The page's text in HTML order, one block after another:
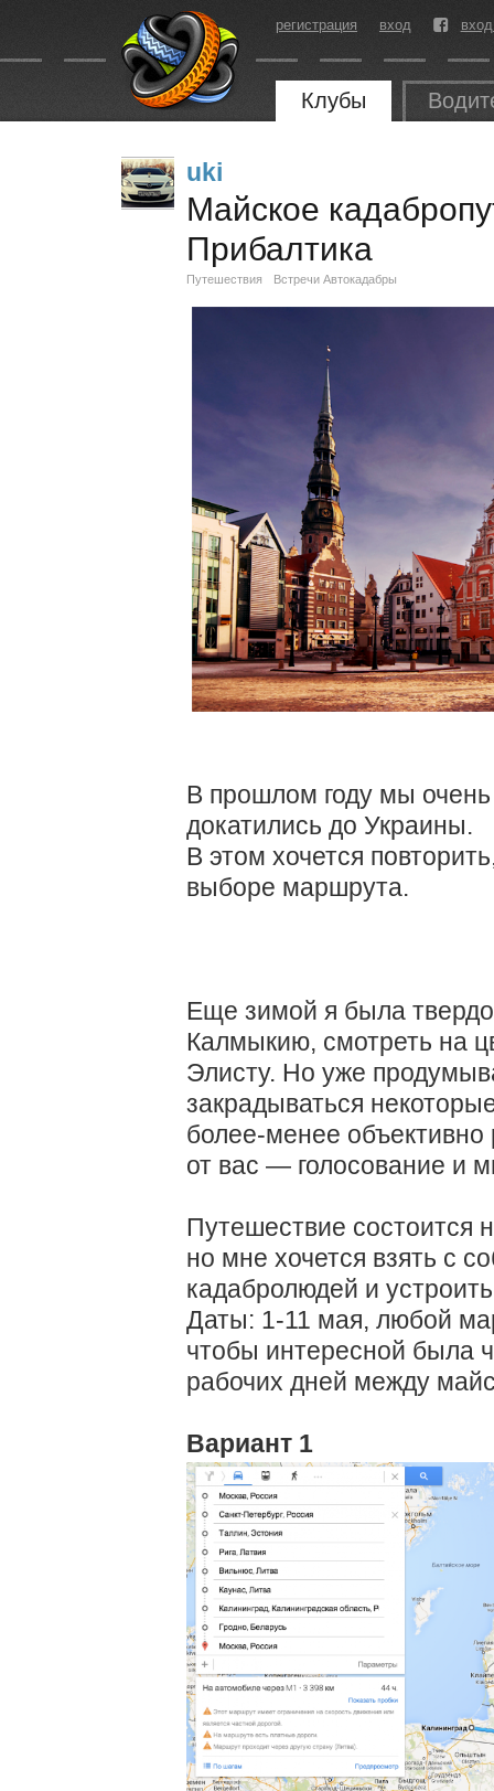
регистрация вход
Клубы
uki
Майское
Прибалтика
Путешествия Встречи Автокадабры
В прошлом году мы
докатились до Украины.
В этом хочется
выборе маршрута.
Еще зимой я была
Калмыкию, смотреть на
Элисту. Но уже
закрадываться
более-менее объективно
от вас — голосование и
Путешествие состоится
но мне хочется взять с
кадабролюдей и
Даты: 1-11 мая, любой
чтобы интересной была
рабочих дней между
Вариант 1